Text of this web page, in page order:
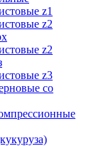
z1
z2
z2
z3
со